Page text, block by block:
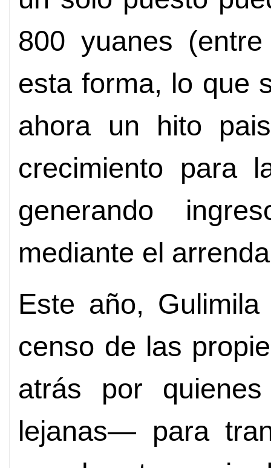
800 yuanes
esta forma, lo que
ahora un hito
crecimiento para
generando
mediante el
Este año,
censo de las
atrás por
lejanas— para